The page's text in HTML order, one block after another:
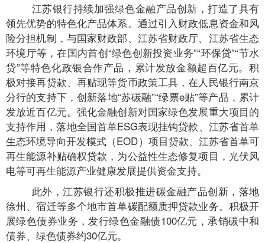
江苏银行持续加强绿色金融产品创新，打造了具有
领先优势的特色化产品体系。通过引入财政低息资金和风
险分担机制，与国家财政部、江苏省财政厅、江苏省生态
环境厅等，在国内首创“绿色创新投资业务”“环保贷”“节水
贷”等特色化政银合作产品，累计发放金额超百亿元。积
极对接再贷款、再贴现等货币政策工具，在人民银行南京
分行的支持下，创新落地“苏碳融”“绿票e贴”等产品，累计
发放近百亿元。强化金融创新对国家绿色发展重大项目的
支持作用，落地全国首单ESG表现挂钩贷款、江苏省首单
生态环境导向开发模式（EOD）项目贷款、江苏省首单可
再生能源补贴确权贷款，为公益性生态修复项目，光伏风
电等可再生能源产业健康发展提供资金支持。
此外，江苏银行还积极推进碳金融产品创新，落地
徐州、宿迁等多个地市首单碳配额质押贷款业务。积极开
展绿色债券业务，发行绿色金融债100亿元，承销碳中和
债券、绿色债券约30亿元。